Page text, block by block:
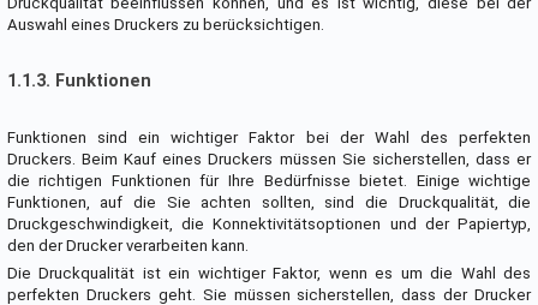
Auswahl eines Druckers zu berücksichtigen.
1.1.3. Funktionen
Funktionen sind ein wichtiger Faktor bei der Wahl des perfekten
Druckers. Beim Kauf eines Druckers müssen Sie sicherstellen, dass er
die richtigen Funktionen für Ihre Bedürfnisse bietet. Einige wichtige
Funktionen, auf die Sie achten sollten, sind die Druckqualität, die
Druckgeschwindigkeit, die Konnektivitätsoptionen und der Papiertyp,
den der Drucker verarbeiten kann.
Die Druckqualität ist ein wichtiger Faktor, wenn es um die Wahl des
perfekten Druckers geht. Sie müssen sicherstellen, dass der Drucker